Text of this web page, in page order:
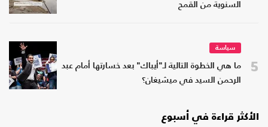
السنوية من القمح
5
سياسة
ما هي الخطوة التالية لـ"أيباك" بعد خسارتها أمام عبد
الرحمن السيد في ميشيغان؟
الأكثر قراءة في أسبوع